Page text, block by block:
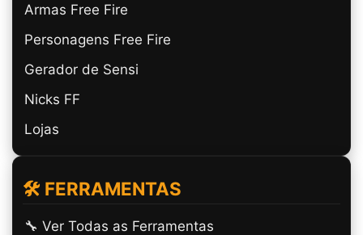
Armas Free Fire
Personagens Free Fire
Gerador de Sensi
Nicks FF
Lojas
🛠️ FERRAMENTAS
🔧 Ver Todas as Ferramentas